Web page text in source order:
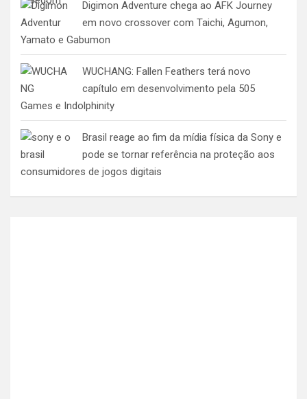
Digimon Adventure chega ao AFK Journey
em novo crossover com Taichi, Agumon,
Yamato e Gabumon
WUCHANG: Fallen Feathers terá novo
capítulo em desenvolvimento pela 505
Games e Indolphinity
Brasil reage ao fim da mídia física da Sony e
pode se tornar referência na proteção aos
consumidores de jogos digitais